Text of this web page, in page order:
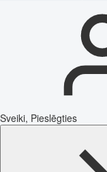
Sveiki, Pieslēgties